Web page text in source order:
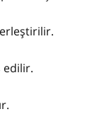
edilir.